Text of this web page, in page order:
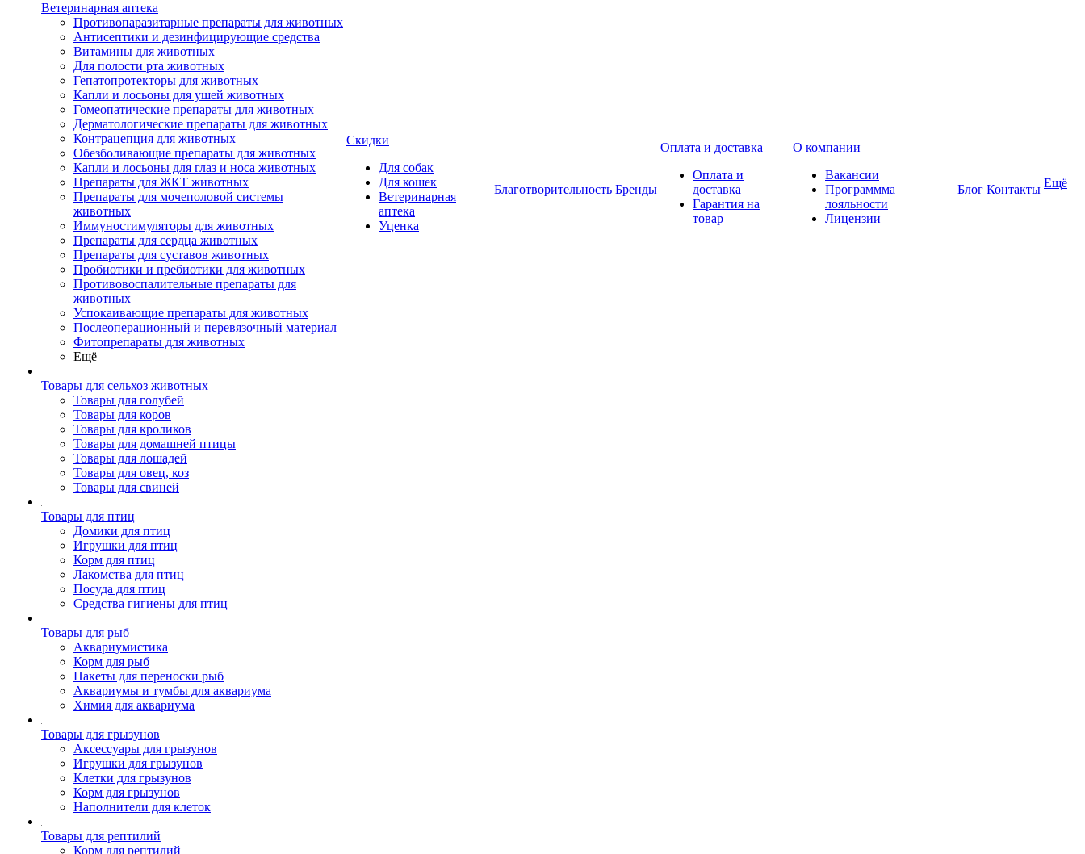
Ветеринарная аптека
Противопаразитарные препараты для животных
Антисептики и дезинфицирующие средства
Витамины для животных
Для полости рта животных
Гепатопротекторы для животных
Капли и лосьоны для ушей животных
Гомеопатические препараты для животных
Дерматологические препараты для животных
Контрацепция для животных
Обезболивающие препараты для животных
Капли и лосьоны для глаз и носа животных
Препараты для ЖКТ животных
Препараты для мочеполовой системы
животных
Иммуностимуляторы для животных
Препараты для сердца животных
Препараты для суставов животных
Пробиотики и пребиотики для животных
Противовоспалительные препараты для
животных
Успокаивающие препараты для животных
Послеоперационный и перевязочный материал
Фитопрепараты для животных
Ещё
Товары для сельхоз животных
Товары для голубей
Товары для коров
Товары для кроликов
Товары для домашней птицы
Товары для лошадей
Товары для овец, коз
Товары для свиней
Товары для птиц
Домики для птиц
Игрушки для птиц
Корм для птиц
Лакомства для птиц
Посуда для птиц
Средства гигиены для птиц
Товары для рыб
Аквариумистика
Корм для рыб
Пакеты для переноски рыб
Аквариумы и тумбы для аквариума
Химия для аквариума
Товары для грызунов
Аксессуары для грызунов
Игрушки для грызунов
Клетки для грызунов
Корм для грызунов
Наполнители для клеток
Товары для рептилий
Корм для рептилий
Скидки
Для собак
Для кошек
Ветеринарная
аптека
Уценка
Благотворительность Бренды
Оплата и доставка
Оплата и
доставка
Гарантия на
товар
О компании
Вакансии
Программма
лояльности
Лицензии
Блог Контакты Ещё